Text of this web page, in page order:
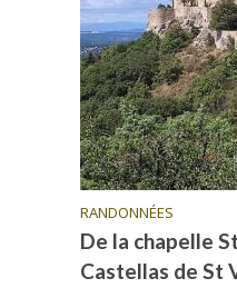
RANDONNÉES
De la chapelle
Castellas de St